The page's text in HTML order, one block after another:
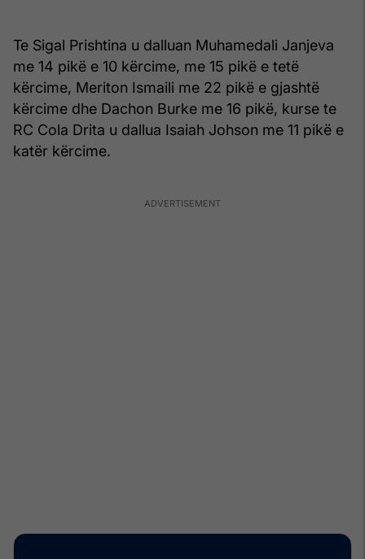
Te Sigal Prishtina u dalluan Muhamedali Janjeva
me 14 pikë e 10 kërcime, me 15 pikë e tetë
kërcime, Meriton Ismaili me 22 pikë e gjashtë
kërcime dhe Dachon Burke me 16 pikë, kurse te
RC Cola Drita u dallua Isaiah Johson me 11 pikë e
katër kërcime.